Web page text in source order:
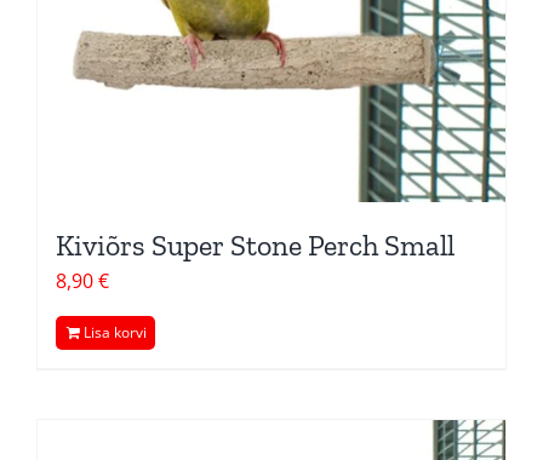
Kiviõrs Super Stone Perch Small
8,90€
Lisa korvi